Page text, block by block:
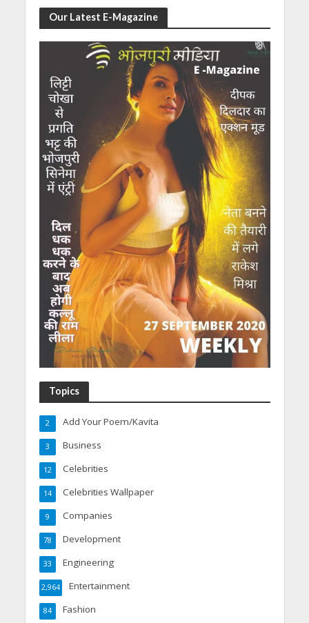
Our Latest E-Magazine
Topics
Add Your Poem/Kavita
2
Business
3
Celebrities
12
Celebrities Wallpaper
14
Companies
9
Development
78
Engineering
33
Entertainment
2,964
Fashion
84